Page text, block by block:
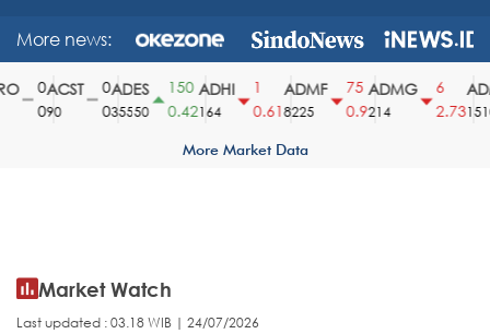
More news:
ACST
90
ADES
35550
150
0.42
ADHI
164
0.61
ADMF
8225
75
0.9
ADMG
214
2.731510
More Market Data
Market Watch
Last updated : 03.18 WIB | 24/07/2026